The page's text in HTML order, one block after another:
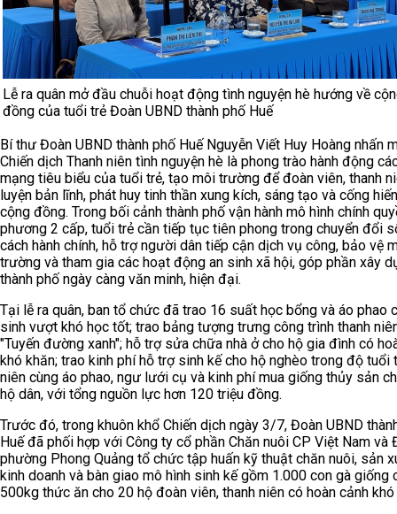
Lễ ra quân mở đầu chuỗi hoạt động tình nguyện hè hướng về
đồng của tuổi trẻ Đoàn UBND thành phố Huế
Bí thư Đoàn UBND thành phố Huế Nguyễn Viết Huy Hoàng nhấn
Chiến dịch Thanh niên tình nguyện hè là phong trào hành động
mạng tiêu biểu của tuổi trẻ, tạo môi trường để đoàn viên, thanh
luyện bản lĩnh, phát huy tinh thần xung kích, sáng tạo và cống
cộng đồng. Trong bối cảnh thành phố vận hành mô hình chính
phương 2 cấp, tuổi trẻ cần tiếp tục tiên phong trong chuyển đổi
cách hành chính, hỗ trợ người dân tiếp cận dịch vụ công, bảo vệ
trường và tham gia các hoạt động an sinh xã hội, góp phần xây
thành phố ngày càng văn minh, hiện đại.
Tại lễ ra quân, ban tổ chức đã trao 16 suất học bổng và áo phao
sinh vượt khó học tốt; trao bảng tượng trưng công trình thanh
"Tuyến đường xanh"; hỗ trợ sửa chữa nhà ở cho hộ gia đình có
khó khăn; trao kinh phí hỗ trợ sinh kế cho hộ nghèo trong độ tuổi
niên cùng áo phao, ngư lưới cụ và kinh phí mua giống thủy sản
hộ dân, với tổng nguồn lực hơn 120 triệu đồng.
Trước đó, trong khuôn khổ Chiến dịch ngày 3/7, Đoàn UBND
Huế đã phối hợp với Công ty cổ phần Chăn nuôi CP Việt Nam và
phường Phong Quảng tổ chức tập huấn kỹ thuật chăn nuôi, sản
kinh doanh và bàn giao mô hình sinh kế gồm 1.000 con gà giống
500kg thức ăn cho 20 hộ đoàn viên, thanh niên có hoàn cảnh khó